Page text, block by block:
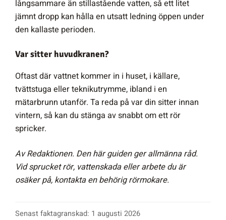
långsammare än stillastående vatten, så ett litet
jämnt dropp kan hålla en utsatt ledning öppen under
den kallaste perioden.
Var sitter huvudkranen?
Oftast där vattnet kommer in i huset, i källare,
tvättstuga eller teknikutrymme, ibland i en
mätarbrunn utanför. Ta reda på var din sitter innan
vintern, så kan du stänga av snabbt om ett rör
spricker.
Av Redaktionen. Den här guiden ger allmänna råd.
Vid sprucket rör, vattenskada eller arbete du är
osäker på, kontakta en behörig rörmokare.
Senast faktagranskad: 1 augusti 2026